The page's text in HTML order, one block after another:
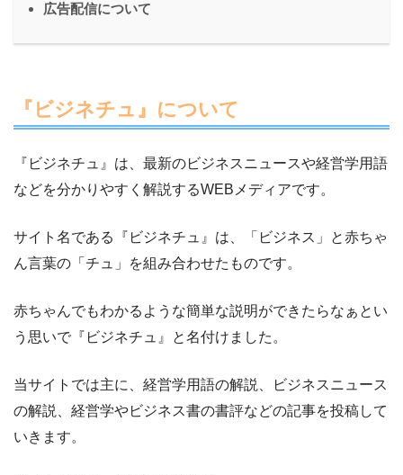
広告配信について
『ビジネチュ』について
『ビジネチュ』は、最新のビジネスニュースや経営学用語
などを分かりやすく解説するWEBメディアです。
サイト名である『ビジネチュ』は、「ビジネス」と赤ちゃ
ん言葉の「チュ」を組み合わせたものです。
赤ちゃんでもわかるような簡単な説明ができたらなぁとい
う思いで『ビジネチュ』と名付けました。
当サイトでは主に、経営学用語の解説、ビジネスニュース
の解説、経営学やビジネス書の書評などの記事を投稿して
いきます。